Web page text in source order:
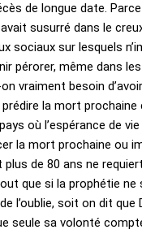
de longue date. Parce
susurré dans le
sociaux sur lesquels
pérorer, même dans
vraiment besoin
la mort prochaine
où l’espérance de
la mort prochaine ou
de 80 ans ne
que si la prophétie ne
l’oublie, soit on dit que
seule sa volonté